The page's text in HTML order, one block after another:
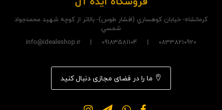
کرمانشاه- خيابان کوهساري (افشار طوس)- بالاتر از کوچه شهيد محمدجواد
شمسي
08338210920 | 09183581104 | info@idealeshop.ir
ما را در فضای مجازی دنبال کنید